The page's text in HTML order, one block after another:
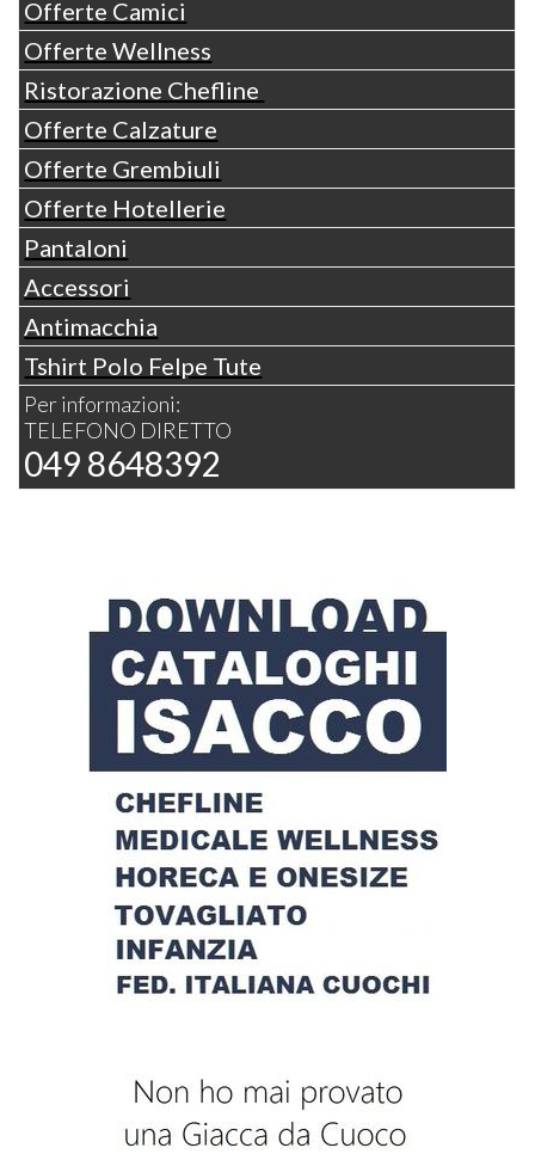
Offerte Camici
Offerte Wellness
Ristorazione Chefline
Offerte Calzature
Offerte Grembiuli
Offerte Hotellerie
Pantaloni
Accessori
Antimacchia
Tshirt Polo Felpe Tute
Per informazioni:
TELEFONO DIRETTO
049 8648392